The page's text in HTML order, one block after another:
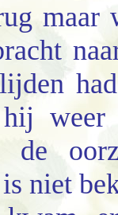
maar
hij
de
niet